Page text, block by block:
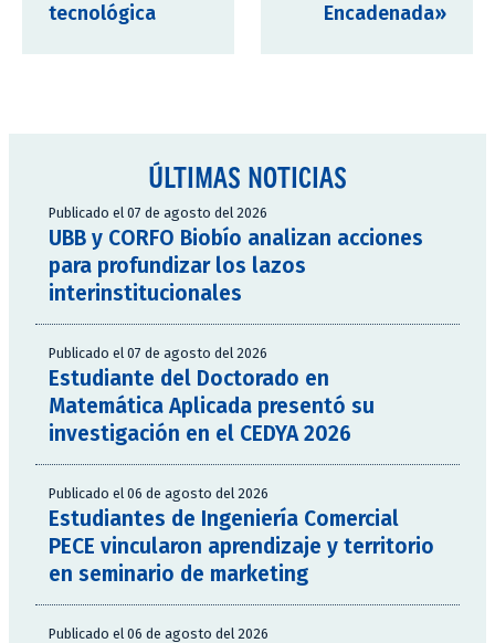
tecnológica
Encadenada»
ÚLTIMAS NOTICIAS
Publicado el 07 de agosto del 2026
UBB y CORFO Biobío analizan acciones
para profundizar los lazos
interinstitucionales
Publicado el 07 de agosto del 2026
Estudiante del Doctorado en
Matemática Aplicada presentó su
investigación en el CEDYA 2026
Publicado el 06 de agosto del 2026
Estudiantes de Ingeniería Comercial
PECE vincularon aprendizaje y territorio
en seminario de marketing
Publicado el 06 de agosto del 2026